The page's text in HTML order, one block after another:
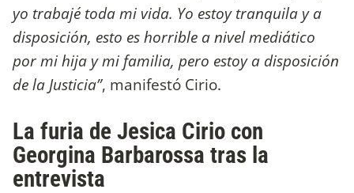
yo trabajé toda mi vida. Yo estoy tranquila y a
disposición, esto es horrible a nivel mediático
por mi hija y mi familia, pero estoy a disposición
de la Justicia”, manifestó Cirio.
La furia de Jesica Cirio con
Georgina Barbarossa tras la
entrevista